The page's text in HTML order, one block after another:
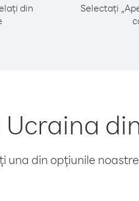
din
Selectați
din opțiunile